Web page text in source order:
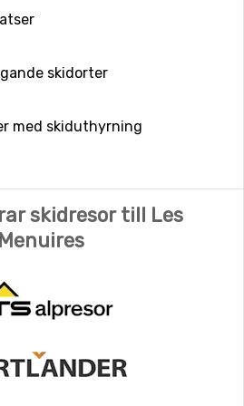
skidorter
med skiduthyrning
skidresor till Les
Menuires